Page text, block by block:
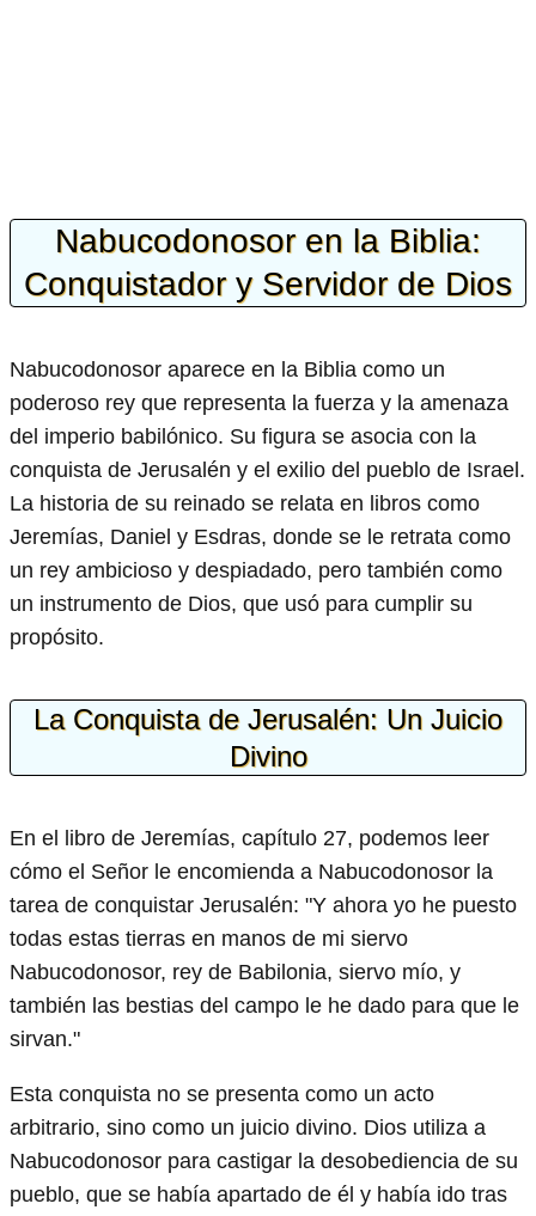
Nabucodonosor en la Biblia:
Conquistador y Servidor de Dios
Nabucodonosor aparece en la Biblia como un
poderoso rey que representa la fuerza y la amenaza
del imperio babilónico. Su figura se asocia con la
conquista de Jerusalén y el exilio del pueblo de Israel.
La historia de su reinado se relata en libros como
Jeremías, Daniel y Esdras, donde se le retrata como
un rey ambicioso y despiadado, pero también como
un instrumento de Dios, que usó para cumplir su
propósito.
La Conquista de Jerusalén: Un Juicio
Divino
En el libro de Jeremías, capítulo 27, podemos leer
cómo el Señor le encomienda a Nabucodonosor la
tarea de conquistar Jerusalén: "Y ahora yo he puesto
todas estas tierras en manos de mi siervo
Nabucodonosor, rey de Babilonia, siervo mío, y
también las bestias del campo le he dado para que le
sirvan."
Esta conquista no se presenta como un acto
arbitrario, sino como un juicio divino. Dios utiliza a
Nabucodonosor para castigar la desobediencia de su
pueblo, que se había apartado de él y había ido tras